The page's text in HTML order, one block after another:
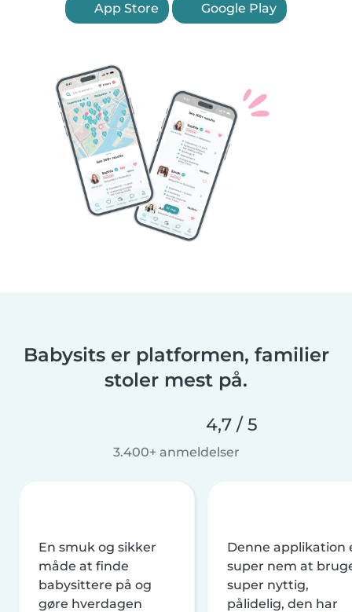
App Store Google Play
Babysits er platformen, familier
stoler mest på.
4,7 / 5
3.400+ anmeldelser
En smuk og sikker
måde at finde
babysittere på og
gøre hverdagen
Denne applikation
super nem at
super nyttig,
pålidelig, den har